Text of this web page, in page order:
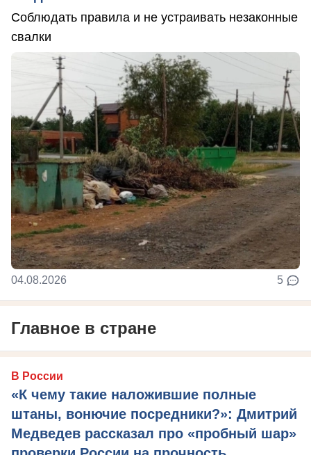
Соблюдать правила и не устраивать незаконные
свалки
04.08.2026 5
Главное в стране
В России
«К чему такие наложившие полные
штаны, вонючие посредники?»: Дмитрий
Медведев рассказал про «пробный шар»